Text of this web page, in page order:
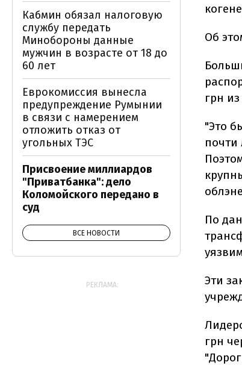
Об
грн
"Это
почти
По
Эти
грн
Кабмин обязал налоговую
службу передать
Минобороны данные
мужчин в возрасте от 18 до
60 лет
Еврокомиссия вынесла
предупреждение Румынии
в связи с намерением
отложить отказ от
угольных ТЭС
Присвоение миллиардов
"Приватбанка": дело
Коломойского передано в
суд
ВСЕ НОВОСТИ
РЕКЛАМА: